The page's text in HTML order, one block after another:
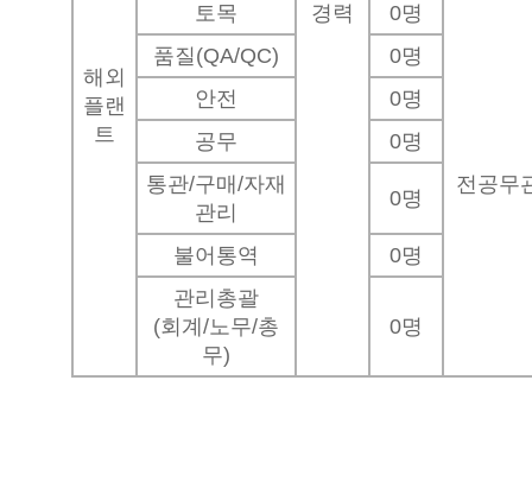
경력
해외
플랜
트
토목 0명
전공무
품질(QA/QC)
0명
안전
0명
공무
0명
통관/구매/자재
관리
0명
불어통역
0명
관리총괄
(회계/노무/총
무)
0명